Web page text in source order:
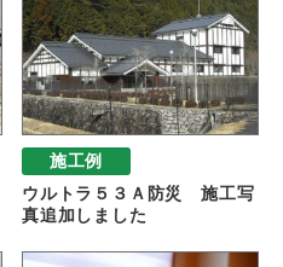
施工例
ウルトラ５３Ａ防災 施工写
真追加しました